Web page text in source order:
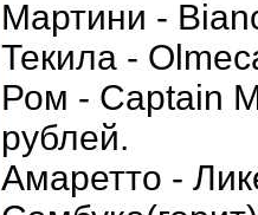
Мартини -
Текила -
Ром - Captain
рублей.
Амаретто -